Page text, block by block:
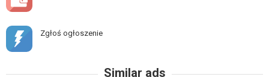
Zgłoś ogłoszenie
Similar ads